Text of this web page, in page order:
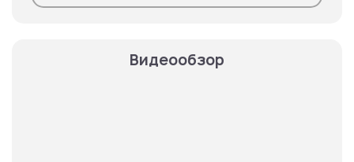
Видеообзор